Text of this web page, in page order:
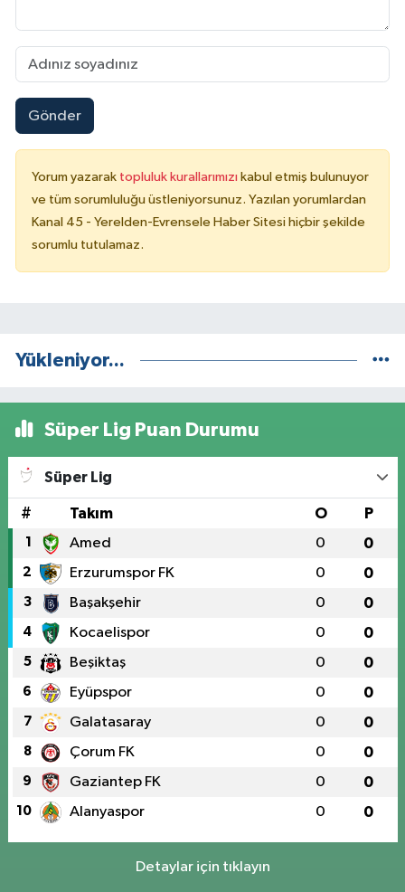
Gönder
Yorum yazarak topluluk kurallarımızı kabul etmiş bulunuyor
ve tüm sorumluluğu üstleniyorsunuz. Yazılan yorumlardan
Kanal 45 - Yerelden-Evrensele Haber Sitesi hiçbir şekilde
sorumlu tutulamaz.
Yükleniyor...
Süper Lig Puan Durumu
Süper Lig
# Takım O P
1 Amed 0 0
2 Erzurumspor FK 0 0
3 Başakşehir 0 0
4 Kocaelispor 0 0
5 Beşiktaş 0 0
6 Eyüpspor 0 0
7 Galatasaray 0 0
8 Çorum FK 0 0
9 Gaziantep FK 0 0
10 Alanyaspor 0 0
Detaylar için tıklayın